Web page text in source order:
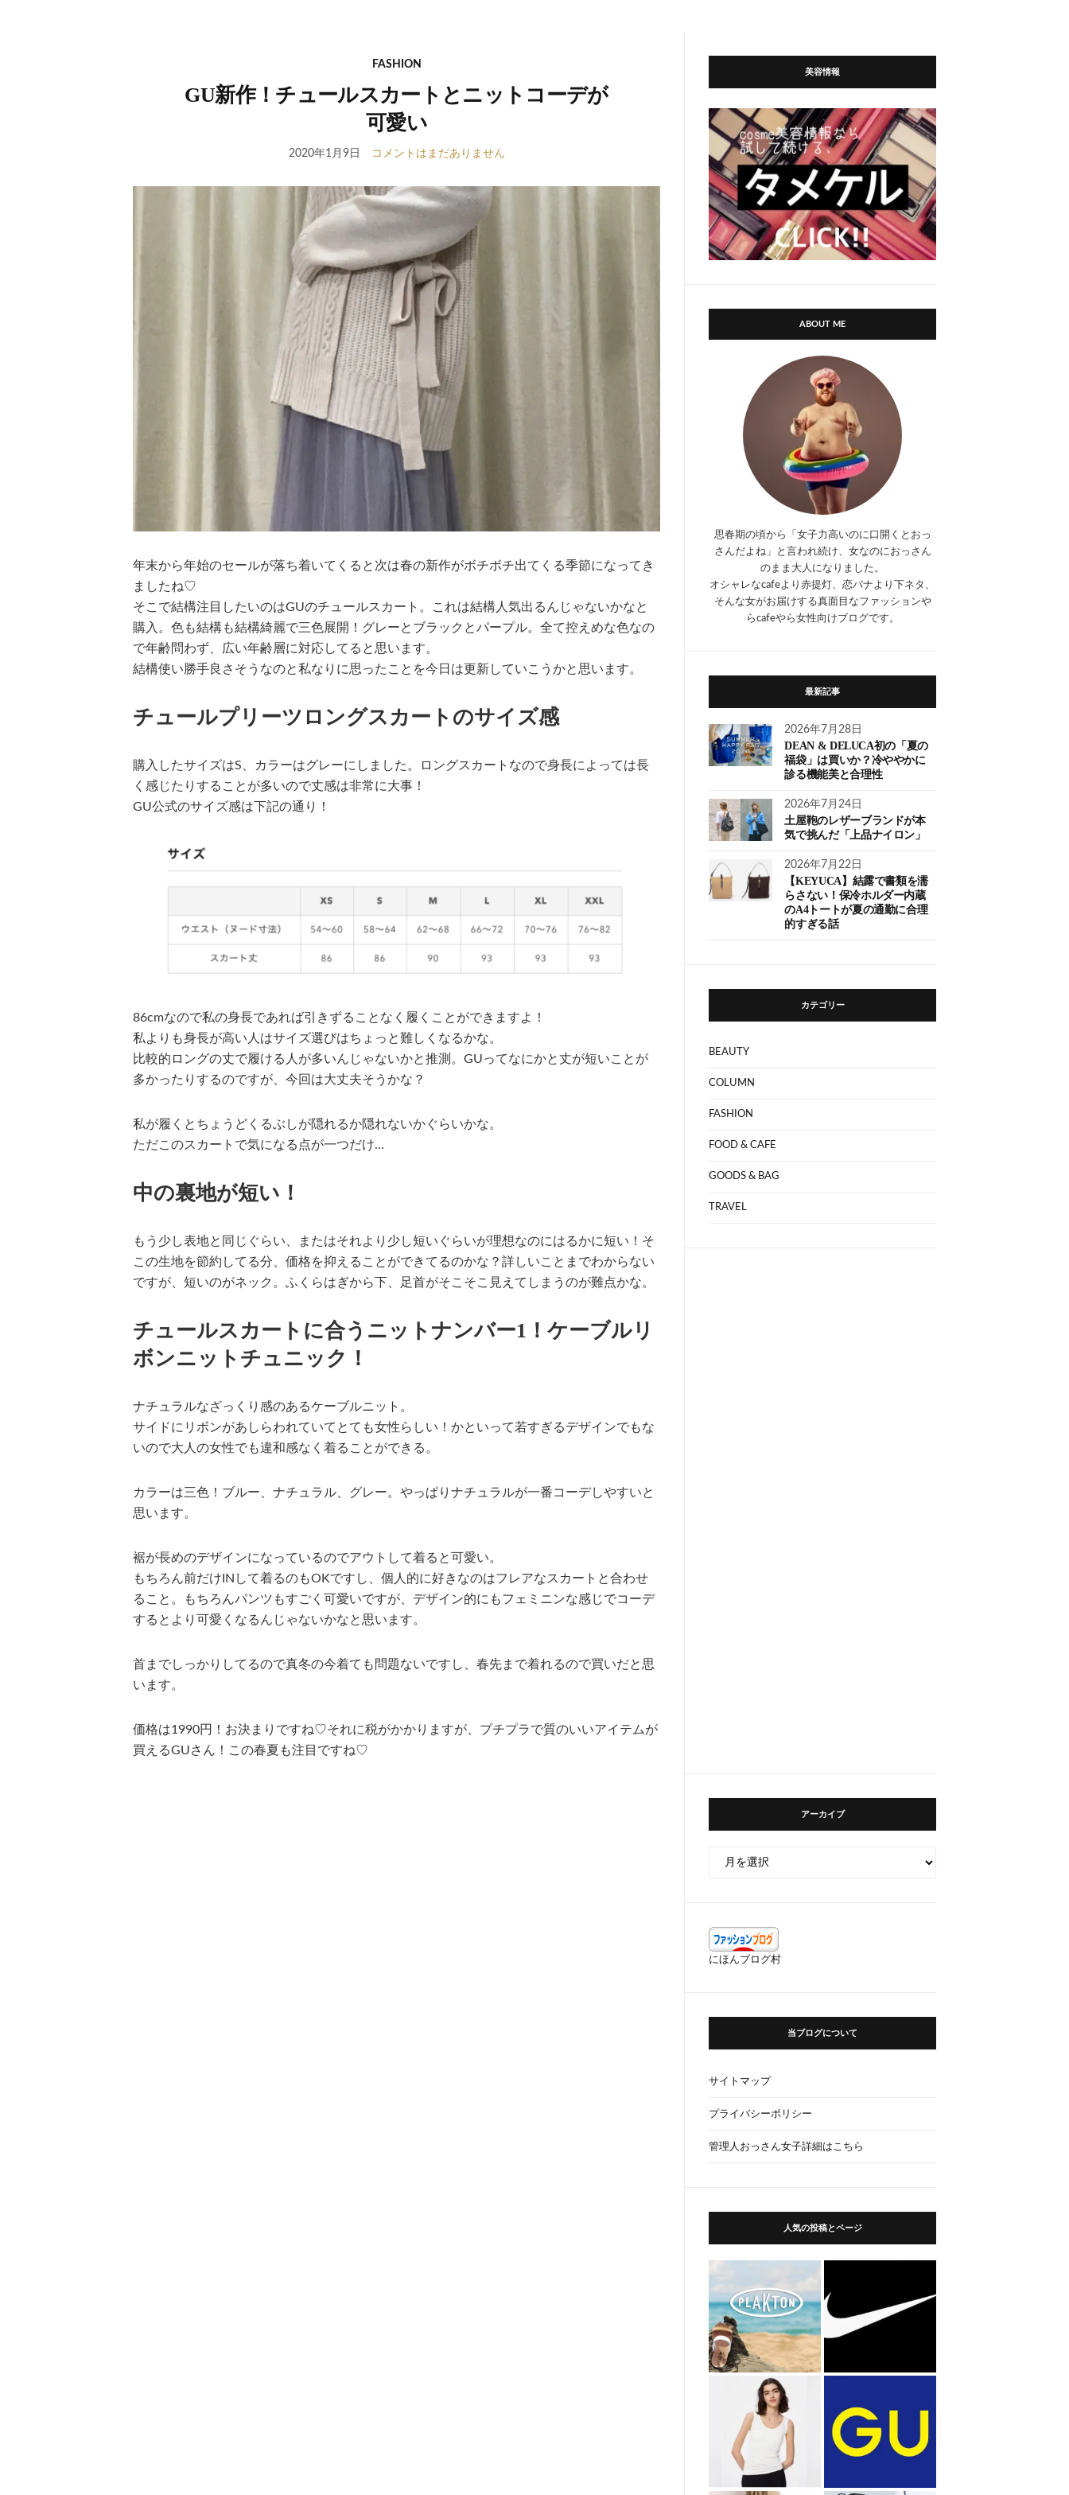
FASHION
GU新作！チュールスカートとニットコーデが
可愛い
2020年1月9日 コメントはまだありません
年末から年始のセールが落ち着いてくると次は春の新作がボチボチ出てくる季節になってき
ましたね♡
そこで結構注目したいのはGUのチュールスカート。これは結構人気出るんじゃないかなと
購入。色も結構も結構綺麗で三色展開！グレーとブラックとパープル。全て控えめな色なの
で年齢問わず、広い年齢層に対応してると思います。
結構使い勝手良さそうなのと私なりに思ったことを今日は更新していこうかと思います。
チュールプリーツロングスカートのサイズ感
購入したサイズはS、カラーはグレーにしました。ロングスカートなので身長によっては長
く感じたりすることが多いので丈感は非常に大事！
GU公式のサイズ感は下記の通り！
86cmなので私の身長であれば引きずることなく履くことができますよ！
私よりも身長が高い人はサイズ選びはちょっと難しくなるかな。
比較的ロングの丈で履ける人が多いんじゃないかと推測。GUってなにかと丈が短いことが
多かったりするのですが、今回は大丈夫そうかな？
私が履くとちょうどくるぶしが隠れるか隠れないかぐらいかな。
ただこのスカートで気になる点が一つだけ…
中の裏地が短い！
もう少し表地と同じぐらい、またはそれより少し短いぐらいが理想なのにはるかに短い！そ
この生地を節約してる分、価格を抑えることができてるのかな？詳しいことまでわからない
ですが、短いのがネック。ふくらはぎから下、足首がそこそこ見えてしまうのが難点かな。
チュールスカートに合うニットナンバー1！ケーブルリ
ボンニットチュニック！
ナチュラルなざっくり感のあるケーブルニット。
サイドにリボンがあしらわれていてとても女性らしい！かといって若すぎるデザインでもな
いので大人の女性でも違和感なく着ることができる。
カラーは三色！ブルー、ナチュラル、グレー。やっぱりナチュラルが一番コーデしやすいと
思います。
裾が長めのデザインになっているのでアウトして着ると可愛い。
もちろん前だけINして着るのもOKですし、個人的に好きなのはフレアなスカートと合わせ
ること。もちろんパンツもすごく可愛いですが、デザイン的にもフェミニンな感じでコーデ
するとより可愛くなるんじゃないかなと思います。
首までしっかりしてるので真冬の今着ても問題ないですし、春先まで着れるので買いだと思
います。
価格は1990円！お決まりですね♡それに税がかかりますが、プチプラで質のいいアイテムが
買えるGUさん！この春夏も注目ですね♡
美容情報
ABOUT ME
思春期の頃から「女子力高いのに口開くとおっ
さんだよね」と言われ続け、女なのにおっさん
のまま大人になりました。
オシャレなcafeより赤提灯、恋バナより下ネタ、
そんな女がお届けする真面目なファッションや
らcafeやら女性向けブログです。
最新記事
2026年7月28日
DEAN & DELUCA初の「夏の
福袋」は買いか？冷ややかに
診る機能美と合理性
2026年7月24日
土屋鞄のレザーブランドが本
気で挑んだ「上品ナイロン」
2026年7月22日
【KEYUCA】結露で書類を濡
らさない！保冷ホルダー内蔵
のA4トートが夏の通勤に合理
的すぎる話
カテゴリー
BEAUTY
COLUMN
FASHION
FOOD & CAFE
GOODS & BAG
TRAVEL
アーカイブ
にほんブログ村
当ブログについて
サイトマップ
プライバシーポリシー
管理人おっさん女子詳細はこちら
人気の投稿とページ